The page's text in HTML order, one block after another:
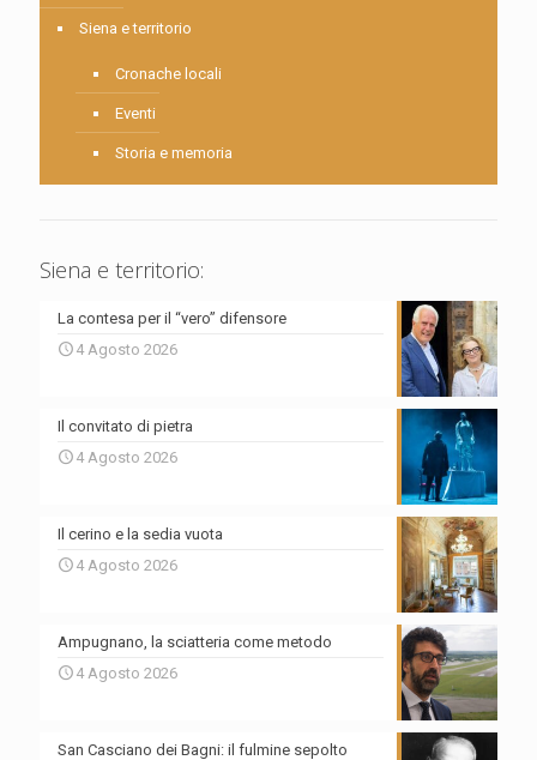
Siena e territorio
Cronache locali
Eventi
Storia e memoria
Siena e territorio:
La contesa per il “vero” difensore
4 Agosto 2026
Il convitato di pietra
4 Agosto 2026
Il cerino e la sedia vuota
4 Agosto 2026
Ampugnano, la sciatteria come metodo
4 Agosto 2026
San Casciano dei Bagni: il fulmine sepolto